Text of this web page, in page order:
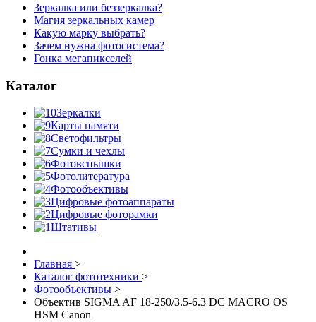
Зеркалка или беззеркалка?
Магия зеркальных камер
Какую марку выбрать?
Зачем нужна фотосистема?
Гонка мегапикселей
Каталог
Зеркалки
Карты памяти
Светофильтры
Сумки и чехлы
Фотовспышки
Фотолитература
Фотообъективы
Цифровые фотоаппараты
Цифровые фоторамки
Штативы
Главная >
Каталог фототехники >
Фотообъективы >
Объектив SIGMA AF 18-250/3.5-6.3 DC MACRO OS
HSM Canon